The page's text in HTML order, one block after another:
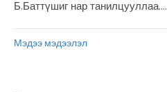
Б.Баттүшиг нар танилцууллаа....
Мэдээ мэдээлэл